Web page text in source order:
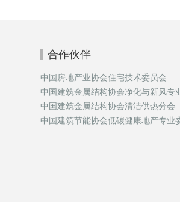
合作伙伴
中国房地产业协会住宅技术委员会
中国建筑金属结构协会净化与新风专
中国建筑金属结构协会清洁供热分会
中国建筑节能协会低碳健康地产专业